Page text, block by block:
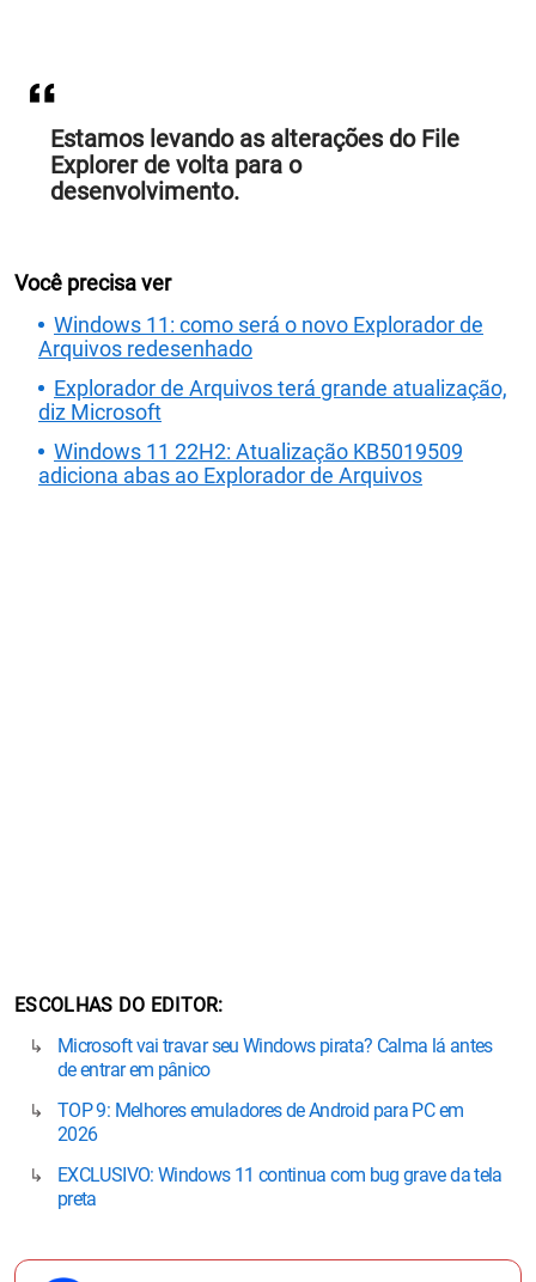
Estamos levando as alterações do File
Explorer de volta para o
desenvolvimento.
Você precisa ver
Windows 11: como será o novo Explorador de
Arquivos redesenhado
Explorador de Arquivos terá grande atualização,
diz Microsoft
Windows 11 22H2: Atualização KB5019509
adiciona abas ao Explorador de Arquivos
ESCOLHAS DO EDITOR
Microsoft vai travar seu Windows pirata? Calma lá antes
de entrar em pânico
TOP 9: Melhores emuladores de Android para PC em
2026
EXCLUSIVO: Windows 11 continua com bug grave da tela
preta